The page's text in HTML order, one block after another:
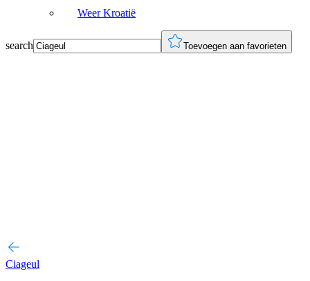
Weer Kroatië
search Toevoegen aan favorieten
Ciageul